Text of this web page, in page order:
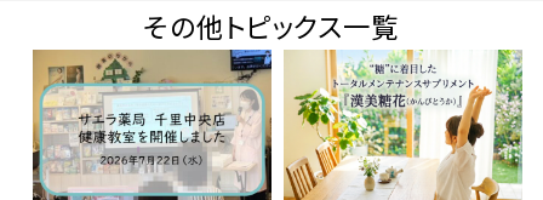
その他トピックス一覧